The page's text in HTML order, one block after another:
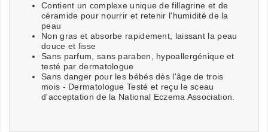
Contient un complexe unique de fillagrine et de
céramide pour nourrir et retenir l'humidité de la
peau
Non gras et absorbe rapidement, laissant la peau
douce et lisse
Sans parfum, sans paraben, hypoallergénique et
testé par dermatologue
Sans danger pour les bébés dès l'âge de trois
mois - Dermatologue Testé et reçu le sceau
d'acceptation de la National Eczema Association.